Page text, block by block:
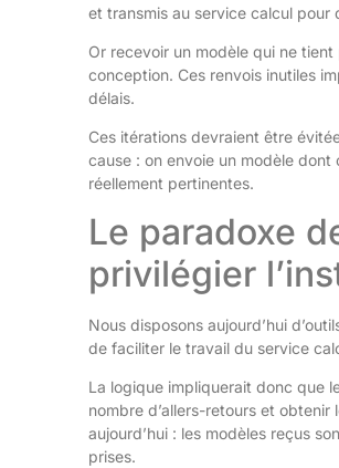
et transmis au service calcul pour
Or recevoir un modèle qui ne
conception. Ces renvois inutiles
délais.
Ces itérations devraient être
cause : on envoie un modèle dont
réellement pertinentes.
Le paradoxe
privilégier
Nous disposons aujourd’hui
de faciliter le travail du service
La logique impliquerait donc que
nombre d’allers-retours et obtenir
aujourd’hui : les modèles reçus
prises.